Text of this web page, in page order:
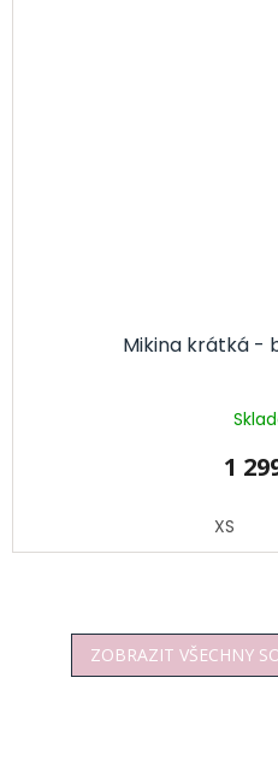
Mikina krátká -
1
XS
ZOBRAZIT VŠECHNY